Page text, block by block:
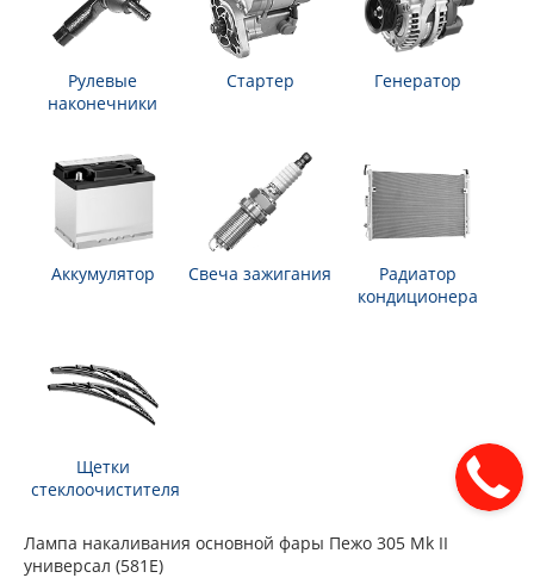
Рулевые
наконечники
Стартер Генератор
Аккумулятор Свеча зажигания
Радиатор
кондиционера
Щетки
стеклоочистителя
Лампа накаливания основной фары Пежо 305 Mk II
универсал (581E)